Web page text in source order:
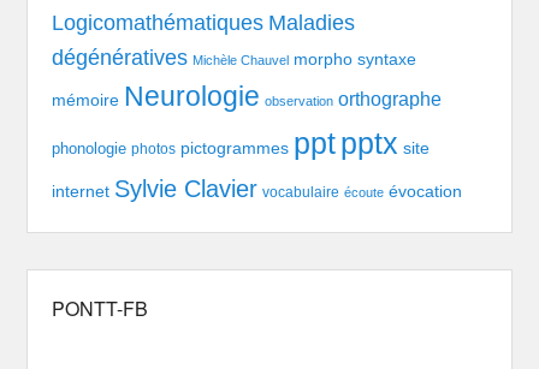
Logicomathématiques Maladies
dégénératives Michèle Chauvel morpho syntaxe
mémoire Neurologie observation orthographe
phonologie photos pictogrammes pptpptx site
internet Sylvie Clavier vocabulaire écoute évocation
PONTT-FB